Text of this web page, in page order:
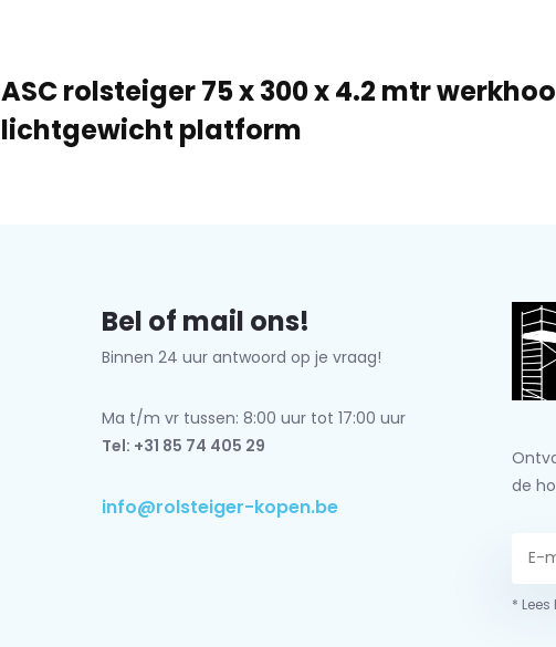
ASC rolsteiger 75 x 300 x 4.2 mtr
lichtgewicht platform
Bel of mail ons!
Binnen 24 uur antwoord op je vraag!
Ma t/m vr tussen: 8:00 uur tot 17:00 uur
Tel: +31 85 74 405 29
info@rolsteiger-kopen.be
de
*